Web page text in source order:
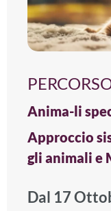
Anima-li
Approccio
gli animali e
Dal 17